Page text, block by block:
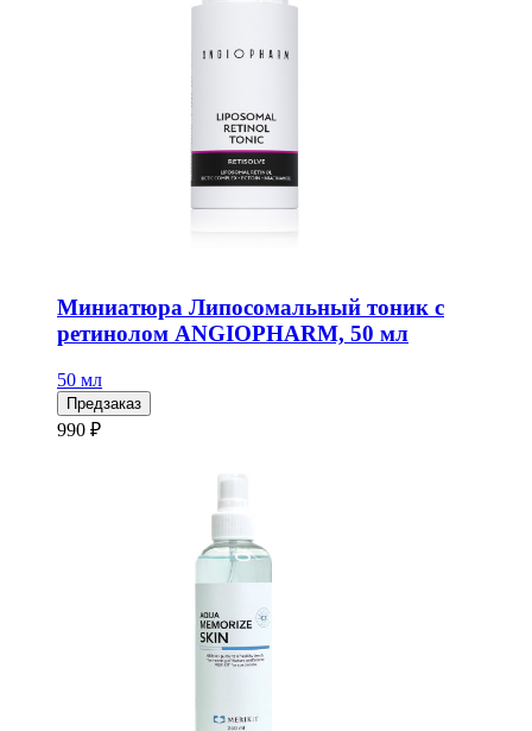
Миниатюра Липосомальный тоник с
ретинолом ANGIOPHARM, 50 мл
50 мл
Предзаказ
990 ₽